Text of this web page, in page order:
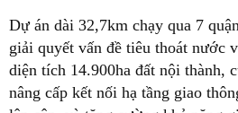
Dự án dài 32,7km chạy qua 7
giải quyết vấn đề tiêu thoát nước
diện tích 14.900ha đất nội thành,
nâng cấp kết nối hạ tầng giao